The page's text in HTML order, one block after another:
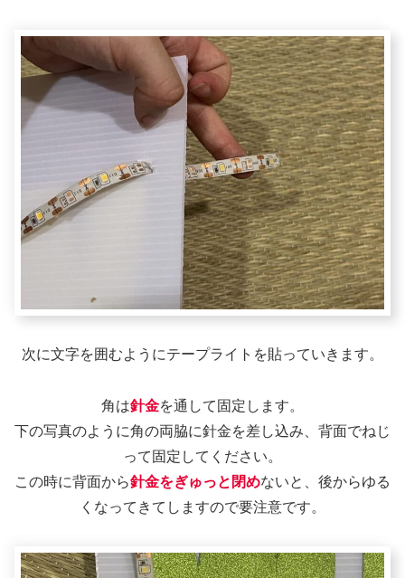
次に文字を囲むようにテープライトを貼っていきます。
角は針金を通して固定します。
下の写真のように角の両脇に針金を差し込み、背面でねじ
って固定してください。
この時に背面から針金をぎゅっと閉めないと、後からゆる
くなってきてしますので要注意です。